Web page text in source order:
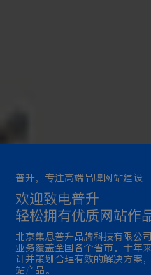
普升，专注高端品牌网站建设
欢迎致电普升
轻松拥有优质网站作
北京集思普升品牌科技有限公
业务覆盖全国各个省市。十年
计并策划合理有效的解决方案
站产品。